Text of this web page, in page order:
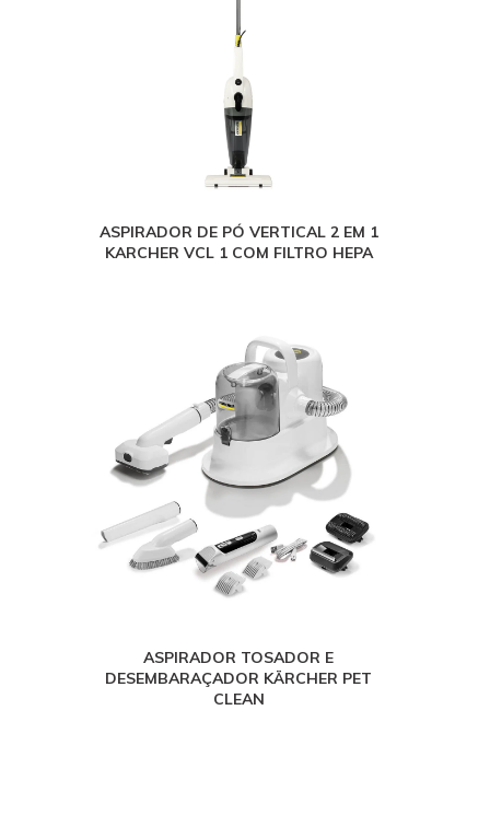
ASPIRADOR DE PÓ VERTICAL 2 EM 1
KARCHER VCL 1 COM FILTRO HEPA
ASPIRADOR TOSADOR E
DESEMBARAÇADOR KÄRCHER PET
CLEAN